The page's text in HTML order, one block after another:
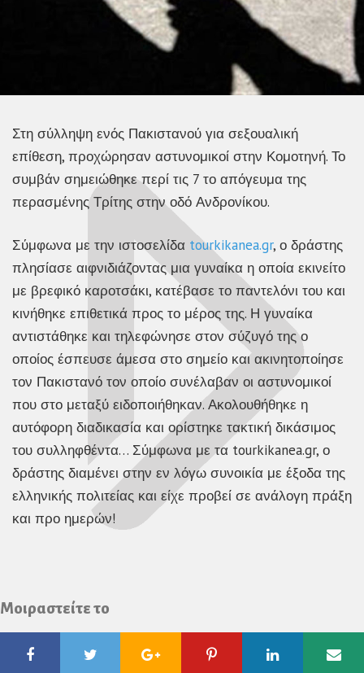
Στη σύλληψη ενός Πακιστανού για σεξουαλική
επίθεση, προχώρησαν αστυνομικοί στην Κομοτηνή. Το
συμβάν σημειώθηκε περί τις 7 το απόγευμα της
περασμένης Τρίτης στην οδό Ανδρονίκου.
Σύμφωνα με την ιστοσελίδα tourkikanea.gr, ο δράστης
πλησίασε αιφνιδιάζοντας μια γυναίκα η οποία εκινείτο
με βρεφικό καροτσάκι, κατέβασε το παντελόνι του και
κινήθηκε επιθετικά προς το μέρος της. Η γυναίκα
αντιστάθηκε και τηλεφώνησε στον σύζυγό της ο
οποίος έσπευσε άμεσα στο σημείο και ακινητοποίησε
τον Πακιστανό τον οποίο συνέλαβαν οι αστυνομικοί
που στο μεταξύ ειδοποιήθηκαν. Ακολουθήθηκε η
αυτόφορη διαδικασία και ορίστηκε τακτική δικάσιμος
του συλληφθέντα… Σύμφωνα με τα tourkikanea.gr, ο
δράστης διαμένει στην εν λόγω συνοικία με έξοδα της
ελληνικής πολιτείας και είχε προβεί σε ανάλογη πράξη
και προ ημερών!
Μοιραστείτε το
FacebookTwitter Google Pinterest Linkedin